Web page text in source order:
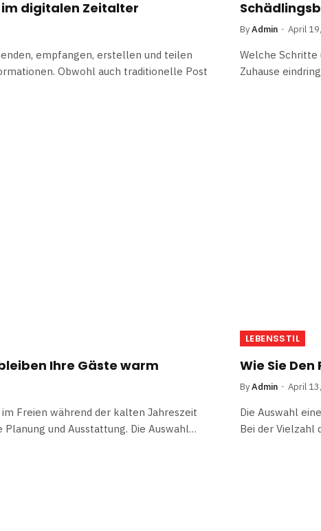
digitalen Zeitalter
empfangen, erstellen und teilen
Obwohl auch traditionelle Post
ByAdmin April
Welche Schritte
Zuhause
Ihre Gäste warm
Freien während der kalten Jahreszeit
und Ausstattung. Die Auswahl…
LEBENSSTIL
Wie Sie
ByAdmin April
Die Auswahl
Bei der Vielzahl